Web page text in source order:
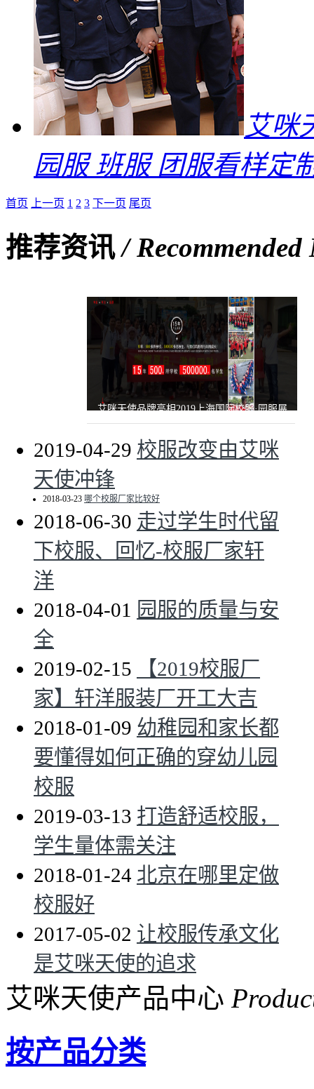
艾咪
园服 班服 团服看样定
首页 上一页 1 2 3 下一页 尾页
推荐资讯/ Recommended
艾咪天使品牌亮相2019上海国际校服·园服展
2019-04-29 校服改变由艾咪
天使冲锋
2018-03-23 哪个校服厂家比较好
2018-06-30 走过学生时代留
下校服、回忆-校服厂家轩
洋
2018-04-01 园服的质量与安
全
2019-02-15
【2019校服厂
家】轩洋服装厂开工大吉
2018-01-09 幼稚园和家长都
要懂得如何正确的穿幼儿园
校服
2019-03-13 打造舒适校服，
学生量体需关注
2018-01-24 北京在哪里定做
校服好
2017-05-02 让校服传承文化
是艾咪天使的追求
艾咪天使产品中心
按产品分类